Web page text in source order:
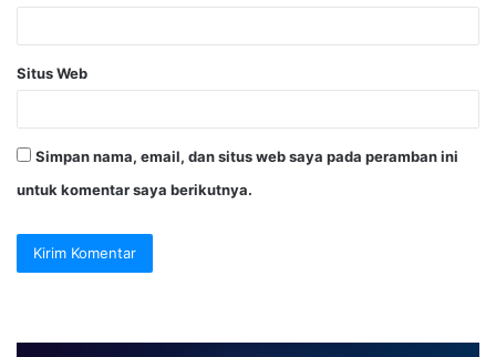
Situs Web
Simpan nama, email, dan situs web saya pada peramban ini
untuk komentar saya berikutnya.